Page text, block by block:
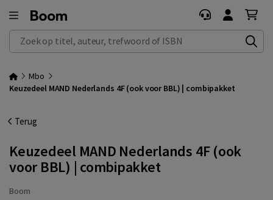
Zoek op titel, auteur, trefwoord of ISBN
Mbo
Keuzedeel MAND Nederlands 4F (ook voor BBL) | combipakket
Terug
Keuzedeel MAND Nederlands 4F (ook
voor BBL) | combipakket
Boom